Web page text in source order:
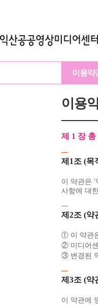
이용약
이용
제 1 장 총
제1조 (목
이 약관은 '
사항에 대
제2조 (약
① 이 약관
② 미디어
③ 변경된
제3조 (약
이 약관에